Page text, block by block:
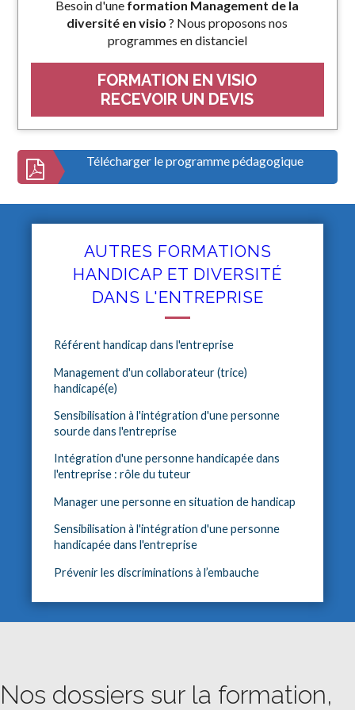
Besoin d'une formation Management de la
diversité en visio ? Nous proposons nos
programmes en distanciel
FORMATION EN VISIO
RECEVOIR UN DEVIS
Télécharger le programme pédagogique
AUTRES FORMATIONS
HANDICAP ET DIVERSITÉ
DANS L'ENTREPRISE
Référent handicap dans l'entreprise
Management d'un collaborateur (trice)
handicapé(e)
Sensibilisation à l'intégration d'une personne
sourde dans l'entreprise
Intégration d'une personne handicapée dans
l'entreprise : rôle du tuteur
Manager une personne en situation de handicap
Sensibilisation à l'intégration d'une personne
handicapée dans l'entreprise
Prévenir les discriminations à l’embauche
Nos dossiers sur la formation,